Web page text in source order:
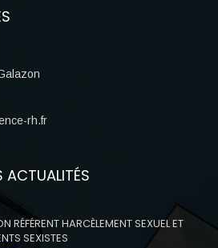
rh.fr
ACTUALITÉS
RÉFÉRENT HARCÈLEMENT SEXUEL ET
SEXISTES